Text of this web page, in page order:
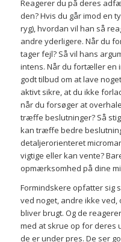
Reagerer du på deres
den? Hvis du går imod en
ryg), hvordan vil han så
andre yderligere. Når du
tager fejl? Så vil hans
intens. Når du fortæller en
godt tilbud om at lave
aktivt sikre, at du ikke
når du forsøger at
træffe beslutninger? Så
kan træffe bedre
detaljerorienteret
vigtige eller kan vente?
opmærksomhed på dine
Formindskere opfatter sig
ved noget, andre ikke
bliver brugt. Og de
med at skrue op for deres
de er under pres. De ser